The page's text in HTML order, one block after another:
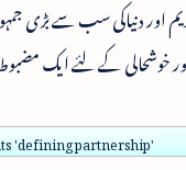
اور دنیاکی سب سے بڑی
اور خوشحالی کے لئے ایک
'defining partnership'